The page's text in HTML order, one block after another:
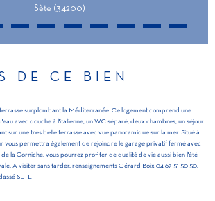
Sète (34200)
DE CE BIEN
surplombant la Méditerranée. Ce logement comprend une
avec douche à l'italienne, un WC séparé, deux chambres, un séjour
sur une très belle terrasse avec vue panoramique sur la mer. Situé à
vous permettra également de rejoindre le garage privatif fermé avec
la Corniche, vous pourrez profiter de qualité de vie aussi bien l'été
A visiter sans tarder, renseignements Gérard Boix 04 67 51 50 50,
SETE